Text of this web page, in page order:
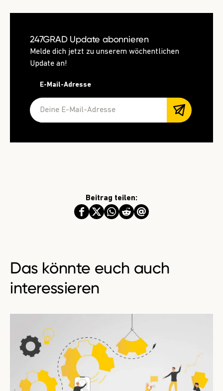
247GRAD Update abonnieren
Melde dich jetzt zu unserem wöchentlichen
Update an!
E-Mail-Adresse
Beitrag teilen:
Das könnte euch auch
interessieren